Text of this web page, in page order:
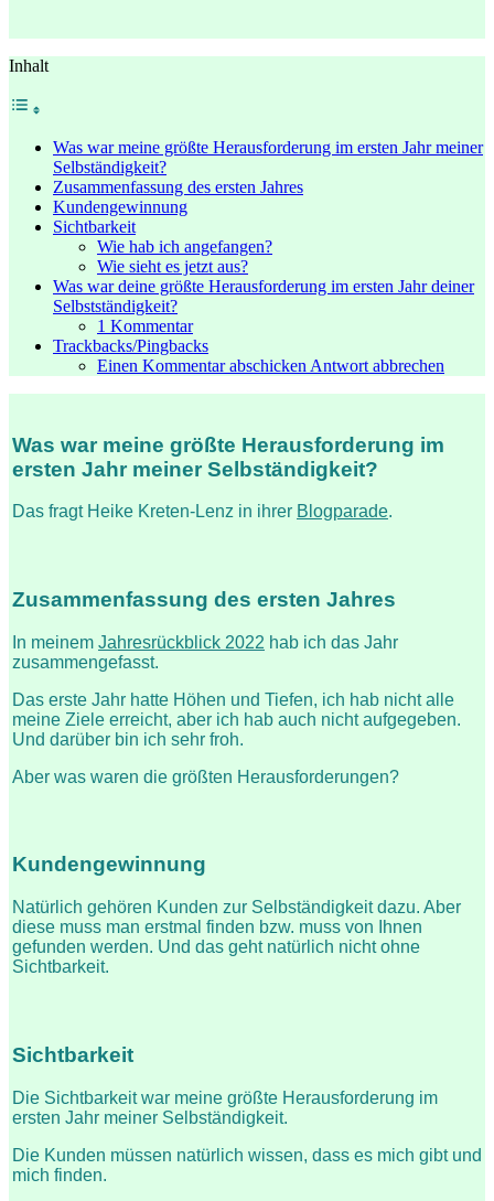
Inhalt
Was war meine größte Herausforderung im ersten Jahr meiner
Selbständigkeit?
Zusammenfassung des ersten Jahres
Kundengewinnung
Sichtbarkeit
Wie hab ich angefangen?
Wie sieht es jetzt aus?
Was war deine größte Herausforderung im ersten Jahr deiner
Selbstständigkeit?
1 Kommentar
Trackbacks/Pingbacks
Einen Kommentar abschicken Antwort abbrechen
Was war meine größte Herausforderung im
ersten Jahr meiner Selbständigkeit?
Das fragt Heike Kreten-Lenz in ihrer Blogparade.
Zusammenfassung des ersten Jahres
In meinem Jahresrückblick 2022 hab ich das Jahr
zusammengefasst.
Das erste Jahr hatte Höhen und Tiefen, ich hab nicht alle
meine Ziele erreicht, aber ich hab auch nicht aufgegeben.
Und darüber bin ich sehr froh.
Aber was waren die größten Herausforderungen?
Kundengewinnung
Natürlich gehören Kunden zur Selbständigkeit dazu. Aber
diese muss man erstmal finden bzw. muss von Ihnen
gefunden werden. Und das geht natürlich nicht ohne
Sichtbarkeit.
Sichtbarkeit
Die Sichtbarkeit war meine größte Herausforderung im
ersten Jahr meiner Selbständigkeit.
Die Kunden müssen natürlich wissen, dass es mich gibt und
mich finden.